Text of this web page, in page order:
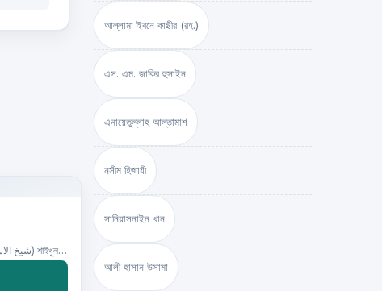
লেখক:(شيخ الاسلام مفتي محمد تقي عثماني) শাইখুল ইসলাম মুফতী মুহাম্মদ তকী উসমানী ,
আল্লামা ইবনে কাছীর (রহ.)
এস. এম. জাকির হুসাইন
এনায়েতুল্লাহ আল্‌তামাশ
নসীম হিজাযী
সানিয়াসনাইন খান
আলী হাসান উসামা